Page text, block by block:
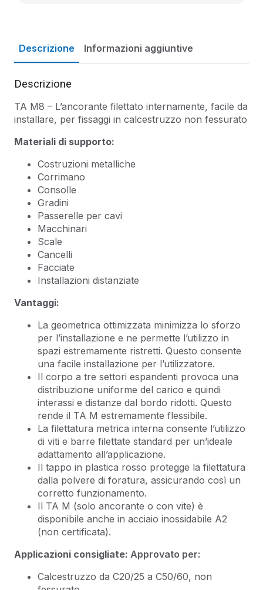
Descrizione Informazioni aggiuntive
Descrizione
TA M8 – L’ancorante filettato internamente, facile da
installare, per fissaggi in calcestruzzo non fessurato
Materiali di supporto:
Costruzioni metalliche
Corrimano
Consolle
Gradini
Passerelle per cavi
Macchinari
Scale
Cancelli
Facciate
Installazioni distanziate
Vantaggi:
La geometrica ottimizzata minimizza lo sforzo
per l’installazione e ne permette l’utilizzo in
spazi estremamente ristretti. Questo consente
una facile installazione per l’utilizzatore.
Il corpo a tre settori espandenti provoca una
distribuzione uniforme del carico e quindi
interassi e distanze dal bordo ridotti. Questo
rende il TA M estremamente flessibile.
La filettatura metrica interna consente l’utilizzo
di viti e barre filettate standard per un’ideale
adattamento all’applicazione.
Il tappo in plastica rosso protegge la filettatura
dalla polvere di foratura, assicurando così un
corretto funzionamento.
Il TA M (solo ancorante o con vite) è
disponibile anche in acciaio inossidabile A2
(non certificata).
Applicazioni consigliate: Approvato per:
Calcestruzzo da C20/25 a C50/60, non